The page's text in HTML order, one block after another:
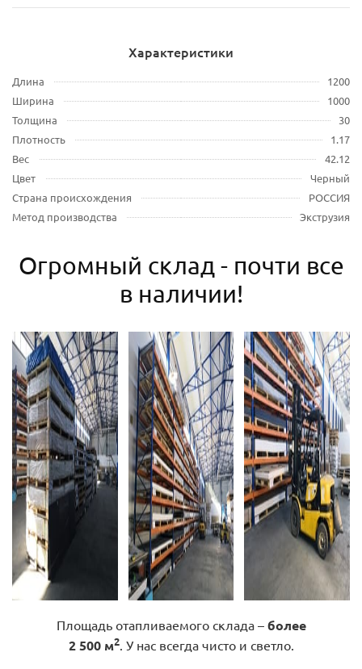
Характеристики
Длина
1200
Ширина
1000
Толщина
30
Плотность
1.17
Вес
42.12
Цвет
Черный
Страна происхождения
РОССИЯ
Метод производства
Экструзия
Огромный склад - почти все
в наличии!
Площадь отапливаемого склада – более
2 500 м2. У нас всегда чисто и светло.